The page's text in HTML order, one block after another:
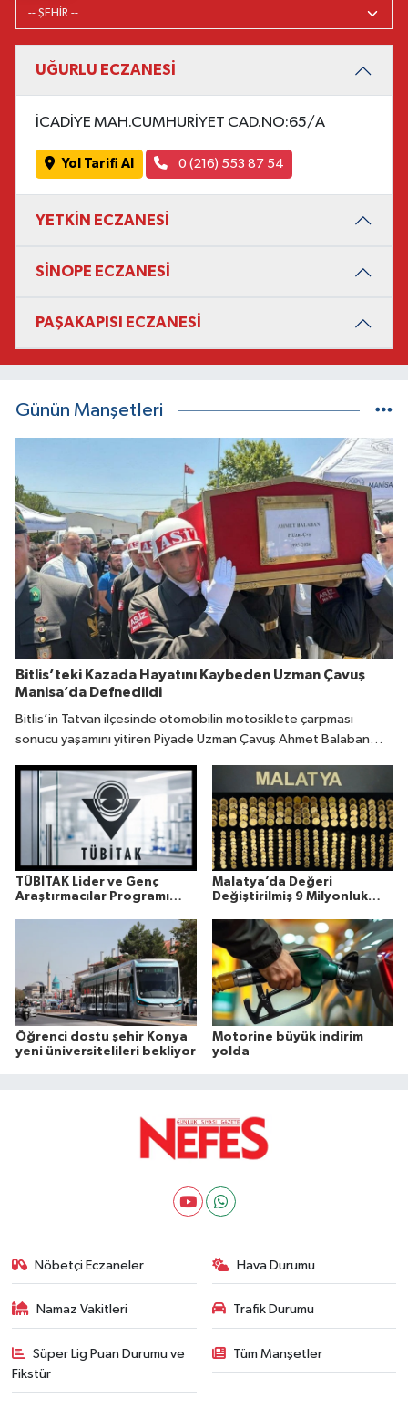
UĞURLU ECZANESİ
İCADİYE MAH.CUMHURİYET CAD.NO:65/A
Yol Tarifi Al 0 (216) 553 87 54
YETKİN ECZANESİ
SİNOPE ECZANESİ
PAŞAKAPISI ECZANESİ
Günün Manşetleri
Bitlis’teki Kazada Hayatını Kaybeden Uzman Çavuş
Manisa’da Defnedildi
Bitlis’in Tatvan ilçesinde otomobilin motosiklete çarpması
sonucu yaşamını yitiren Piyade Uzman Çavuş Ahmet Balaban
TÜBİTAK Lider ve Genç
Araştırmacılar Programı
Malatya’da Değeri
Değiştirilmiş 9 Milyonluk
Öğrenci dostu şehir Konya
yeni üniversitelileri bekliyor
Motorine büyük indirim
yolda
Nöbetçi Eczaneler Hava Durumu
Namaz Vakitleri Trafik Durumu
Süper Lig Puan Durumu ve
Fikstür
Tüm Manşetler